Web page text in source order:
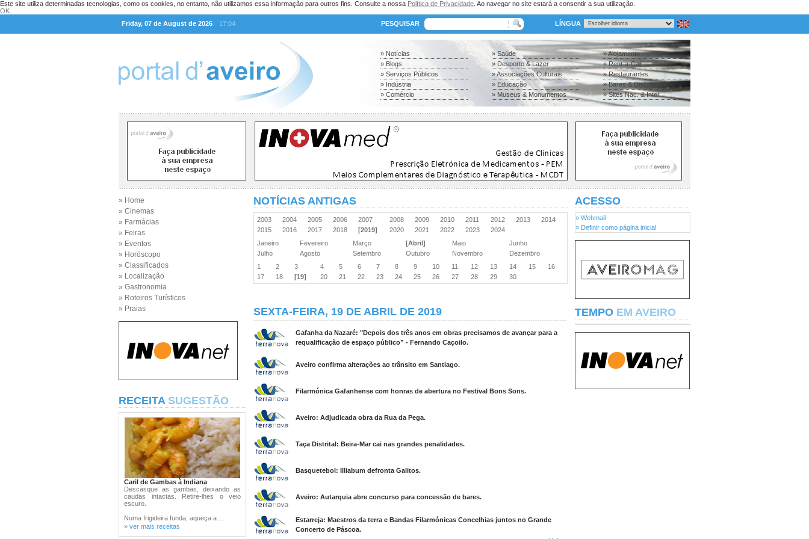
Este site utiliza determinadas tecnologias, como os cookies, no entanto, não utilizamos essa informação para outros fins. Consulte a nossa Política de Privacidade . Ao navegar no site estará a consentir a sua utilização.
OK
Friday, 07 de August de 2026
17:04 PESQUISAR LÍNGUA
» Notícias
» Blogs
» Serviços Públicos
» Indústria
» Comércio
» Saúde
» Desporto & Lazer
» Associações Culturais
» Educação
» Museus & Monumentos
» Alojamento
» Rent-a-Car
» Restaurantes
» Bares & Discotecas
» Sites Nac. & Inter.
» Home
» Cinemas
» Farmácias
» Feiras
» Eventos
» Horóscopo
» Classificados
» Localização
» Gastronomia
» Roteiros Turísticos
» Praias
RECEITA SUGESTÃO
Caril de Gambas à Indiana
Descasque as gambas, deixando as
caudas intactas. Retire-lhes o veio
escuro.
Numa frigideira funda, aqueça a ...
» ver mais receitas
NOTÍCIAS ANTIGAS
2003 2004 2005 2006 2007 2008 2009 2010 2011 2012 2013
2014
2015
2016 2017 2018 [2019] 2020 2021 2022 2023
2024
Janeiro
Fevereiro Março [Abril] Maio
Junho
Julho
Agosto Setembro Outubro Novembro
Dezembro
1
2 3 4 5 6 7 8 9 10 11 12 13 14 15
16
17
18 [19] 20 21 22 23 24 25 26 27 28 29 30
SEXTA-FEIRA, 19 DE ABRIL DE 2019
Gafanha da Nazaré: "Depois dos três anos em obras precisamos de avançar para a
requalificação de espaço público” - Fernando Caçoilo.
Aveiro confirma alterações ao trânsito em Santiago.
Filarmónica Gafanhense com honras de abertura no Festival Bons Sons.
Aveiro: Adjudicada obra da Rua da Pega.
Taça Distrital: Beira-Mar cai nas grandes penalidades.
Basquetebol: Illiabum defronta Galitos.
Aveiro: Autarquia abre concurso para concessão de bares.
Estarreja: Maestros da terra e Bandas Filarmónicas Concelhias juntos no Grande
Concerto de Páscoa.
ACESSO
» Webmail
» Definir como página inicial
TEMPO EM AVEIRO